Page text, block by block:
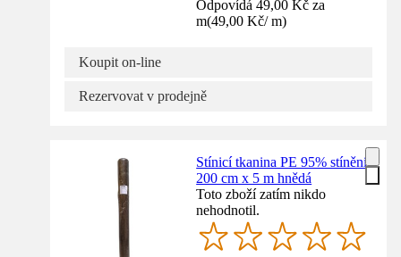
Odpovídá 49,00 Kč za
m(49,00 Kč/ m)
Koupit on-line
Rezervovat v prodejně
Stínicí tkanina PE 95% stínění
200 cm x 5 m hnědá
Toto zboží zatím nikdo
nehodnotil.